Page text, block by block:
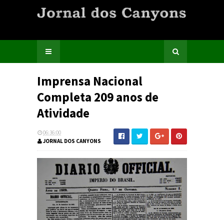
Imprensa Nacional
Completa 209 anos de
Atividade
06:36:00
JORNAL DOS CANYONS